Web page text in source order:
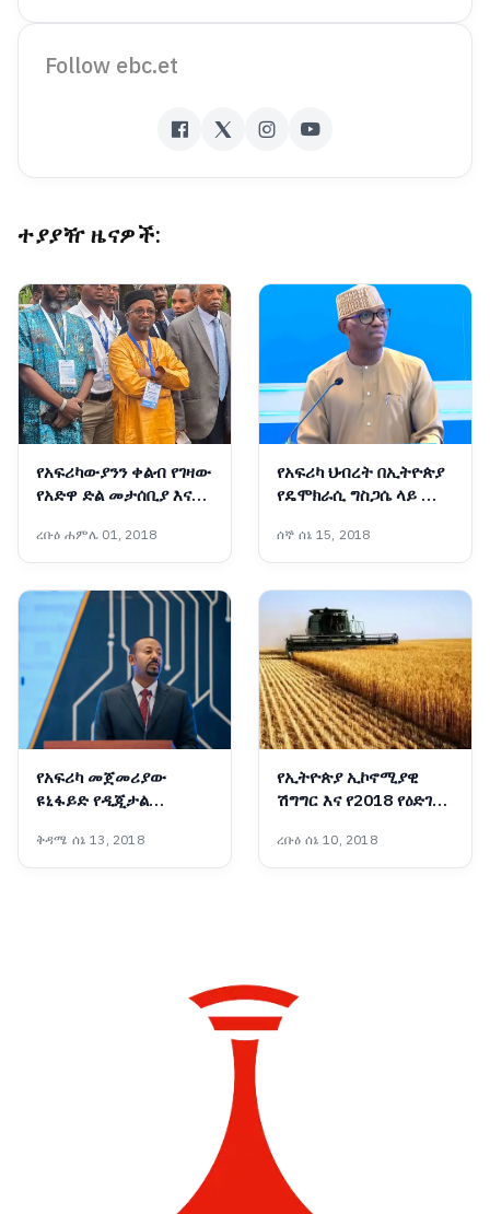
Follow ebc.et
ተያያዥ ዜናዎች:
የአፍሪካውያንን ቀልብ የገዛው
የአድዋ ድል መታሰቢያ እና
ሥራዎች
ረቡዕ ሐምሌ 01, 2018
የአፍሪካ ህብረት በኢትዮጵያ
የዴሞክራሲ ግስጋሴ ላይ ሙሉ
ባንኮሌ አዶዬ
ሰኞ ሰኔ 15, 2018
የአፍሪካ መጀመሪያው
ዩኒፋይድ የዲጂታል
‘መሶብ’ ወደ ሞባይል ስልኮች
ተሸጋግሯል፡- ጠቅላይ
ቅዳሜ ሰኔ 13, 2018
የኢትዮጵያ ኢኮኖሚያዊ
ሽግግር እና የ2018 የዕድገት
ረቡዕ ሰኔ 10, 2018